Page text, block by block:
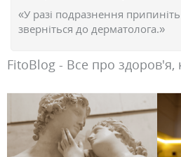
«У разі подразнення
зверніться до дерматолога.»
FitoBlog - Все про здоров'я,